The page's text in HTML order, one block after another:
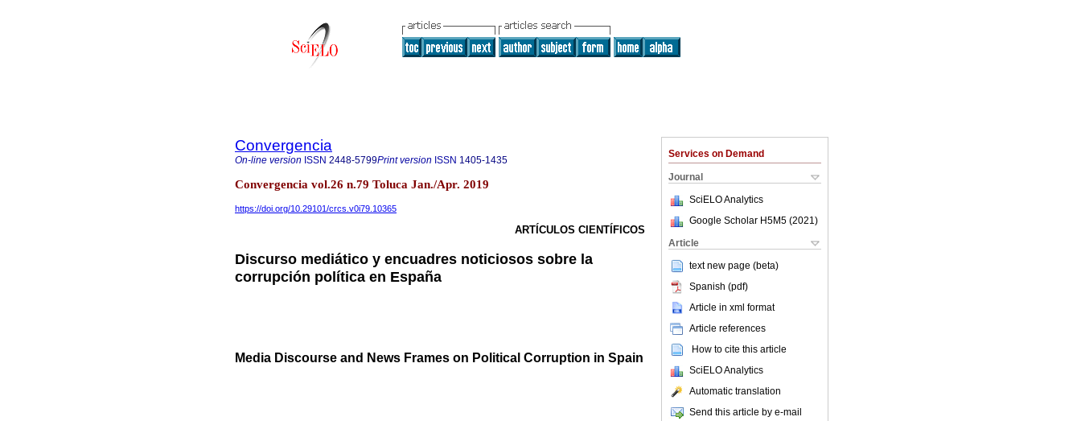
Services on Demand
Journal
SciELO Analytics
Google Scholar H5M5 (2021 )
Article
text new page (beta)
Spanish (pdf)
Article in xml format
Article references
How to cite this article
SciELO Analytics
Automatic translation
Send this article by e-mail
Convergencia
On-line version ISSN 2448-5799Print version ISSN 1405-1435
Convergencia vol.26 n.79 Toluca Jan./Apr. 2019
https://doi.org/10.29101/crcs.v0i79.10365
ARTÍCULOS CIENTÍFICOS
Discurso mediático y encuadres noticiosos sobre la
corrupción política en España
Media Discourse and News Frames on Political Corruption in Spain